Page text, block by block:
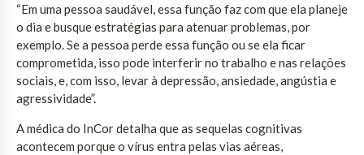
“Em uma pessoa saudável, essa função faz com que ela planeje
o dia e busque estratégias para atenuar problemas, por
exemplo. Se a pessoa perde essa função ou se ela ficar
comprometida, isso pode interferir no trabalho e nas relações
sociais, e, com isso, levar à depressão, ansiedade, angústia e
agressividade”.
A médica do InCor detalha que as sequelas cognitivas
acontecem porque o vírus entra pelas vias aéreas,